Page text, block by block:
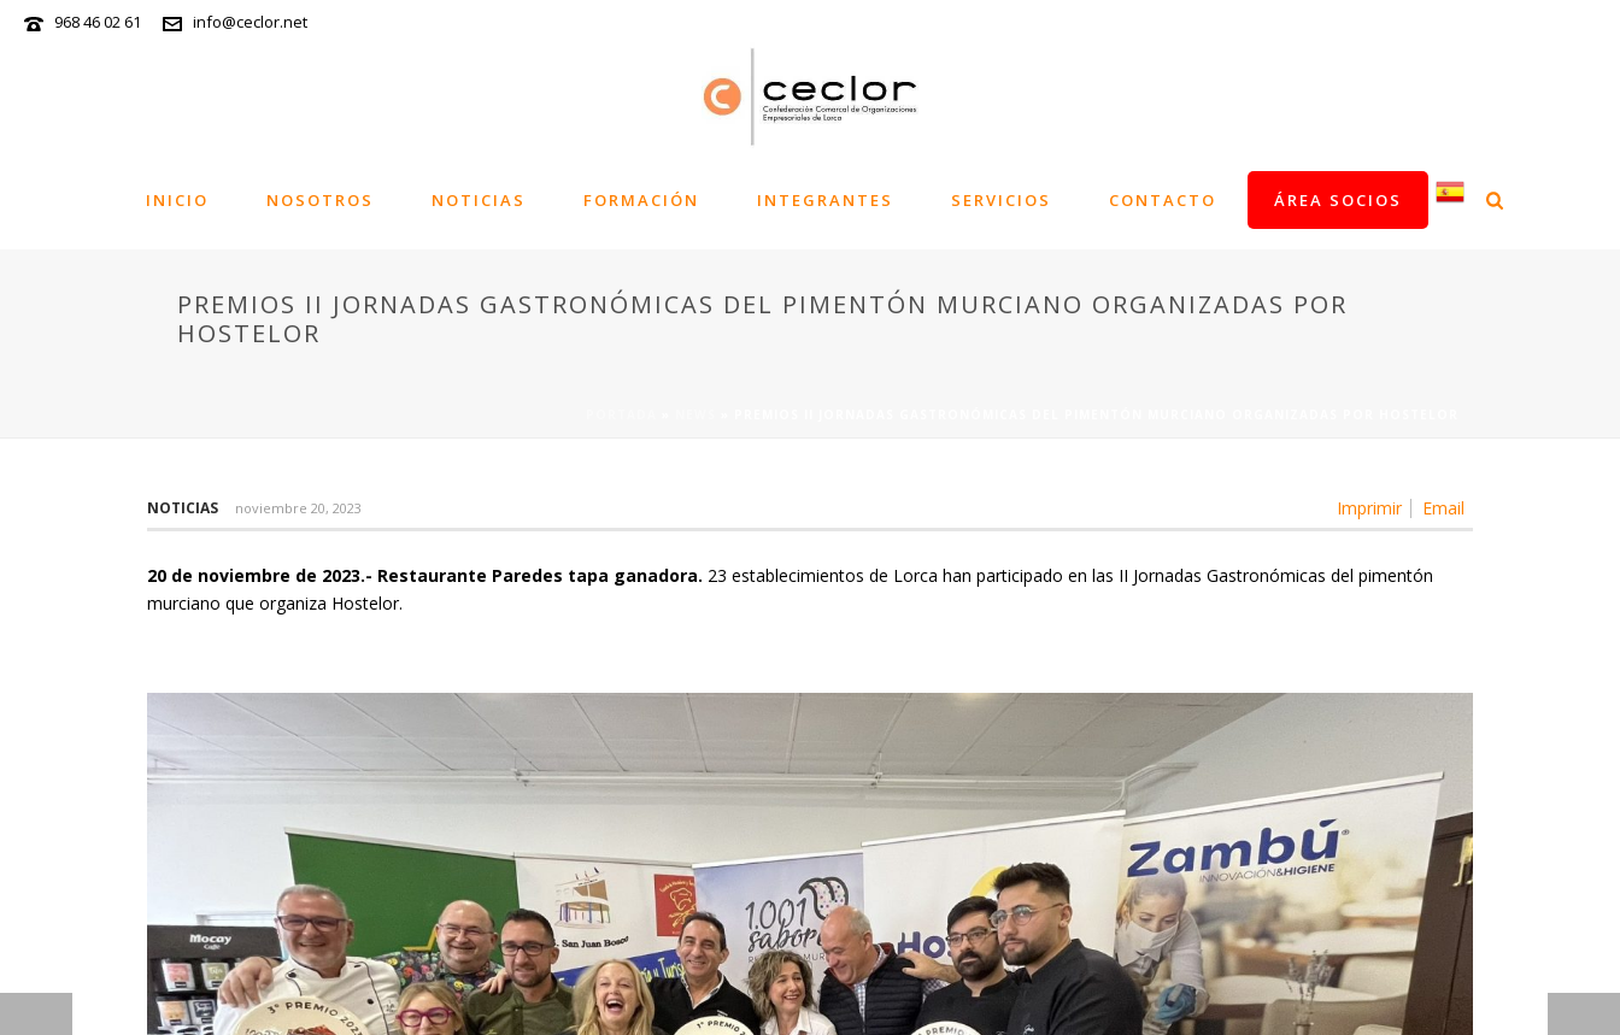
968 46 02 61 info@ceclor.net
INICIO NOSOTROS NOTICIAS FORMACIÓN INTEGRANTES SERVICIOS CONTACTO ÁREA SOCIOS
PREMIOS II JORNADAS GASTRONÓMICAS DEL PIMENTÓN MURCIANO ORGANIZADAS POR
HOSTELOR
Imprimir Email
NOTICIAS noviembre 20, 2023
20 de noviembre de 2023.- Restaurante Paredes tapa ganadora. 23 establecimientos de Lorca han participado en las II Jornadas Gastronómicas del pimentón
murciano que organiza Hostelor.